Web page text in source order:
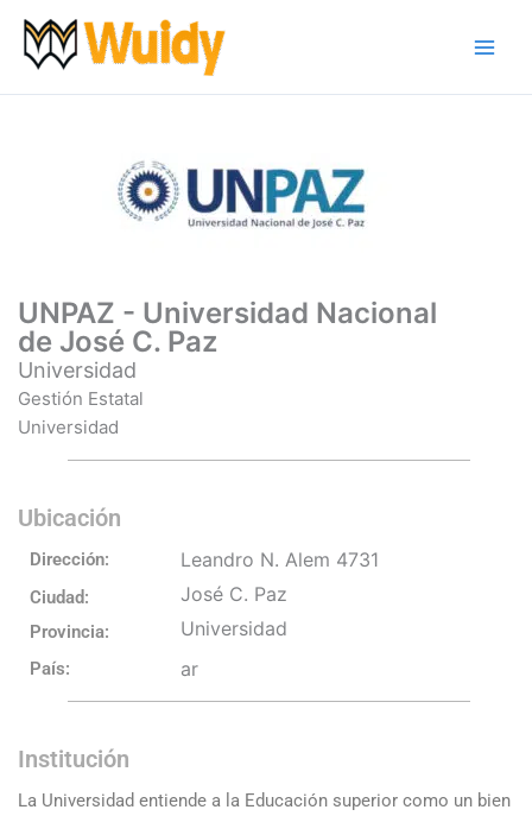
contenido
UNPAZ - Universidad Nacional
de José C. Paz
Universidad
Gestión Estatal
Universidad
Ubicación
Dirección: Leandro N. Alem 4731
Ciudad: José C. Paz
Provincia: Universidad
País: ar
Institución
La Universidad entiende a la Educación superior como un bien